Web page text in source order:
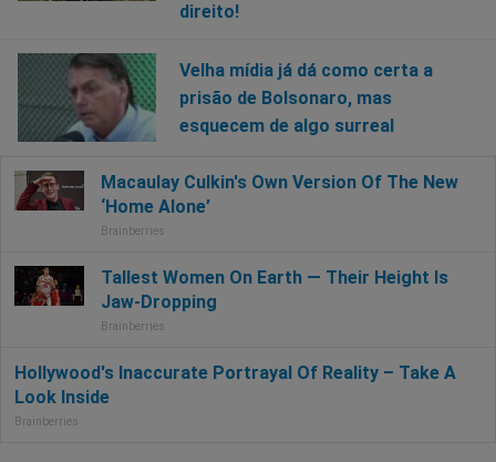
direito!
Velha mídia já dá como certa a
prisão de Bolsonaro, mas
esquecem de algo surreal